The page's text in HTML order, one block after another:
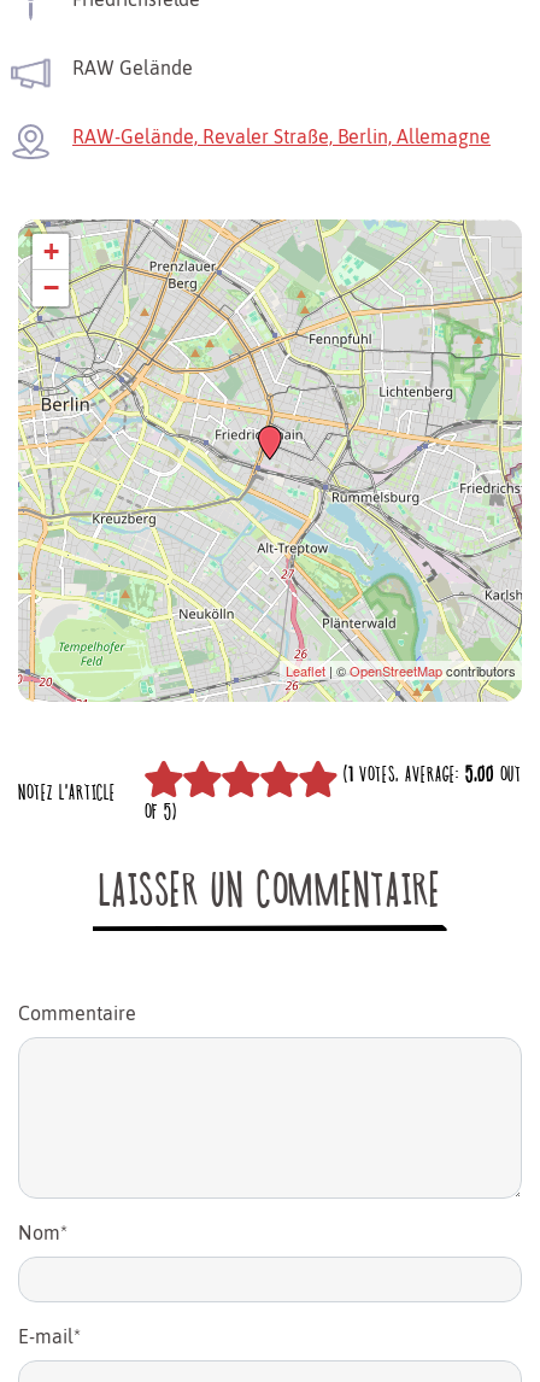
RAW Gelände
RAW-Gelände, Revaler Straße, Berlin, Allemagne
+
−
Leaflet | ©OpenStreetMapcontributors
NOTEZ L'ARTICLE
(1VOTES, AVERAGE: 5,00 OUT
OF 5)
LAISSER UN COMMENTAIRE
Commentaire
Nom*
E-mail *